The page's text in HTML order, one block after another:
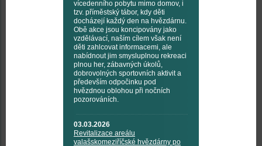
vícedenního pobytu mimo domov, i
tzv. příměstský tábor, kdy děti
docházejí každý den na hvězdárnu.
Obě akce jsou koncipovány jako
vzdělávací, naším cílem však není
děti zahlcovat informacemi, ale
nabídnout jim smysluplnou rekreaci
plnou her, zábavných úkolů,
dobrovolných sportovních aktivit a
především odpočinku pod
hvězdnou oblohou při nočních
pozorováních.
03.03.2026
Revitalizace areálu
valašskomeziříčské hvězdárny po